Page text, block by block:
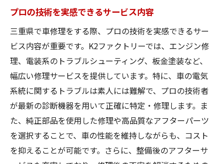
プロの技術を実感できるサービス内容
三重県で車修理をする際、プロの技術を実感できるサー
ビス内容が重要です。K2ファクトリーでは、エンジン修
理、電装系のトラブルシューティング、板金塗装など、
幅広い修理サービスを提供しています。特に、車の電気
系統に関するトラブルは素人には難解で、プロの技術者
が最新の診断機器を用いて正確に特定・修理します。ま
た、純正部品を使用した修理や高品質なアフターパーツ
を選択することで、車の性能を維持しながらも、コスト
を抑えることが可能です。さらに、整備後のアフターサ